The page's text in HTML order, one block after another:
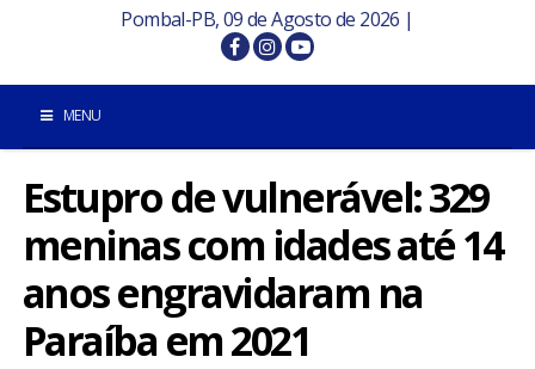
Pombal-PB, 09 de Agosto de 2026 |
MENU
INÍCIO
POMBAL E REGIÃO
Estupro de vulnerável: 329
meninas com idades até 14
anos engravidaram na
Paraíba em 2021